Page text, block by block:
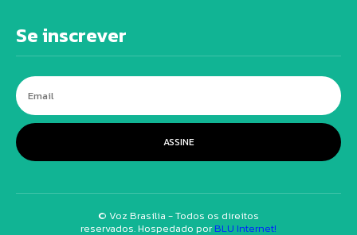
Se inscrever
ASSINE
© Voz Brasília - Todos os direitos
reservados. Hospedado porBLU Internet!